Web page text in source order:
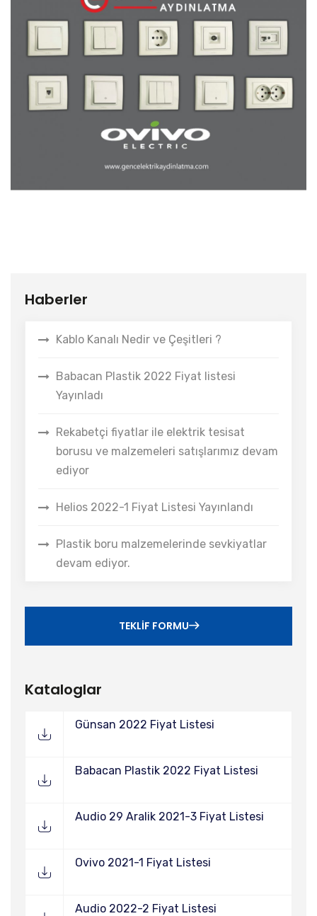
Haberler
Kablo Kanalı Nedir ve Çeşitleri ?
Babacan Plastik 2022 Fiyat listesi
Yayınladı
Rekabetçi fiyatlar ile elektrik tesisat
borusu ve malzemeleri satışlarımız devam
ediyor
Helios 2022-1 Fiyat Listesi Yayınlandı
Plastik boru malzemelerinde sevkiyatlar
devam ediyor.
TEKLIF FORMU
Kataloglar
Günsan 2022 Fiyat Listesi
Babacan Plastik 2022 Fiyat Listesi
Audio 29 Aralik 2021-3 Fiyat Listesi
Ovivo 2021-1 Fiyat Listesi
Audio 2022-2 Fiyat Listesi